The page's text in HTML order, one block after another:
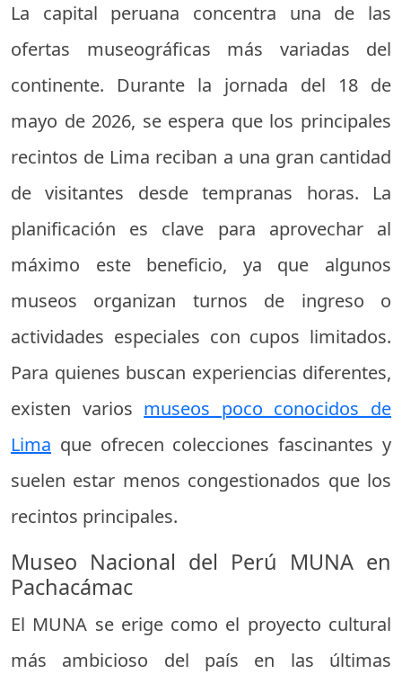
La capital peruana concentra una de las
ofertas museográficas más variadas del
continente. Durante la jornada del 18 de
mayo de 2026, se espera que los principales
recintos de Lima reciban a una gran cantidad
de visitantes desde tempranas horas. La
planificación es clave para aprovechar al
máximo este beneficio, ya que algunos
museos organizan turnos de ingreso o
actividades especiales con cupos limitados.
Para quienes buscan experiencias diferentes,
existen varios museos poco conocidos de
Lima que ofrecen colecciones fascinantes y
suelen estar menos congestionados que los
recintos principales.
Museo Nacional del Perú MUNA en
Pachacámac
El MUNA se erige como el proyecto cultural
más ambicioso del país en las últimas